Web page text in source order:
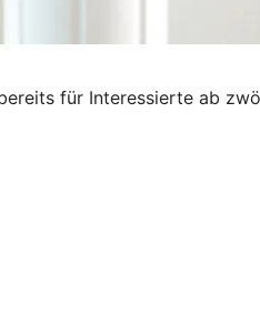
für Interessierte ab